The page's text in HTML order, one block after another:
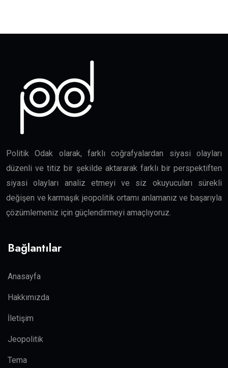
Politik Odak olarak, farklı coğrafyalardan siyasi olayları
düzenli ve titiz bir şekilde aktararak farklı bir perspektiften
siyasi olayları analiz etmeyi ve siz okuyucuları sürekli
değişen ve karmaşık jeopolitik ortamı anlamanız ve başarıyla
çözümlemeniz için güçlendirmeyi amaçlıyoruz.
Bağlantılar
Anasayfa
Hakkımızda
İletişim
Jeopolitik
Tema